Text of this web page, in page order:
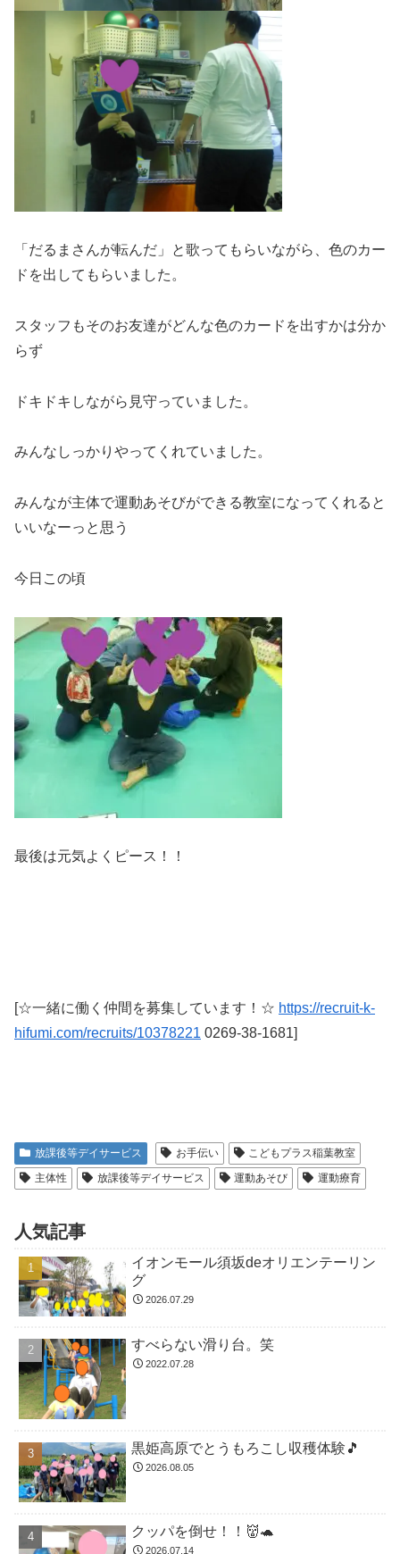
「だるまさんが転んだ」と歌ってもらいながら、色のカー
ドを出してもらいました。
スタッフもそのお友達がどんな色のカードを出すかは分か
らず
ドキドキしながら見守っていました。
みんなしっかりやってくれていました。
みんなが主体で運動あそびができる教室になってくれると
いいなーっと思う
今日この頃
最後は元気よくピース！！
[☆一緒に働く仲間を募集しています！☆ https://recruit-k-
hifumi.com/recruits/10378221 0269-38-1681]
放課後等デイサービス お手伝い
こどもプラス稲葉教室
主体性
放課後等デイサービス 運動あそび 運動療育
人気記事
イオンモール須坂deオリエンテーリン
グ
2026.07.29
すべらない滑り台。笑
2022.07.28
黒姫高原でとうもろこし収穫体験🎵
2026.08.05
クッパを倒せ！！👹🐢
2026.07.14